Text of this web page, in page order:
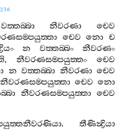
236
වත‍්තබ‍්බා නීවරණා
චෙව
චෙව නො ච
න වත‍්තබ‍්බං
නීවරණං
, නීවරණසම‍්පයුත‍්තං
චෙව
න වත‍්තබ‍්බා නීවරණා චෙව
නීවරණසම‍්පයුත‍්තා චෙව නො
නීවරණසම‍්පයුත‍්තා චෙව
. තීණින්‍ද්‍රියා